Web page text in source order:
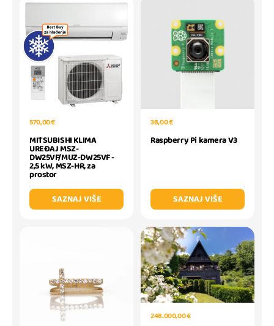
570,00 €
MITSUBISHI KLIMA
UREĐAJ MSZ-
DW25VF/MUZ-DW25VF -
2,5 kW, MSZ-HR, za
prostor
SAZNAJ VIŠE
38,00 €
Raspberry Pi kamera V3
SAZNAJ VIŠE
248.000,00 €